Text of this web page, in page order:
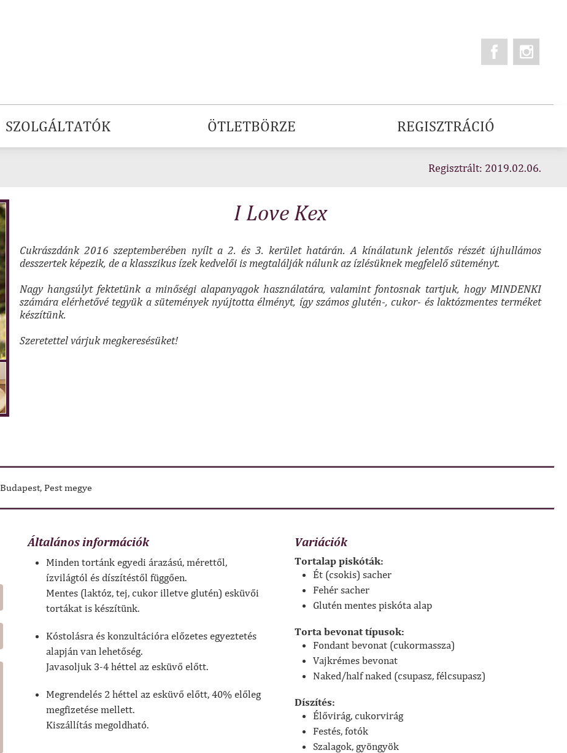
SZOLGÁLTATÓK ÖTLETBÖRZE REGISZTRÁCIÓ
Regisztrált: 2019.02.06.
I Love Kex
Cukrászdánk 2016 szeptemberében nyílt a 2. és 3. kerület határán. A kínálatunk jelentős részét újhullámos
desszertek képezik, de a klasszikus ízek kedvelői is megtalálják nálunk az ízlésüknek megfelelő süteményt.
Nagy hangsúlyt fektetünk a minőségi alapanyagok használatára, valamint fontosnak tartjuk, hogy MINDENKI
számára elérhetővé tegyük a sütemények nyújtotta élményt, így számos glutén-, cukor- és laktózmentes terméket
készítünk.
Szeretettel várjuk megkeresésüket!
Budapest, Pest megye
Általános információk
Minden tortánk egyedi árazású, mérettől,
ízvilágtól és díszítéstől függően.
Mentes (laktóz, tej, cukor illetve glutén) esküvői
tortákat is készítünk.
Kóstolásra és konzultációra előzetes egyeztetés
alapján van lehetőség.
Javasoljuk 3-4 héttel az esküvő előtt.
Megrendelés 2 héttel az esküvő előtt, 40% előleg
megfizetése mellett.
Kiszállítás megoldható.
Variációk
Tortalap piskóták:
Ét (csokis) sacher
Fehér sacher
Glutén mentes piskóta alap
Torta bevonat típusok:
Fondant bevonat (cukormassza)
Vajkrémes bevonat
Naked/half naked (csupasz, félcsupasz)
Díszítés:
Élővirág, cukorvirág
Festés, fotók
Szalagok, gyöngyök